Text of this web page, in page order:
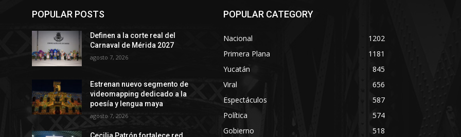
POPULAR POSTS
Definen a la corte real del
Carnaval de Mérida 2027
agosto 7, 2026
Estrenan nuevo segmento de
videomapping dedicado a la
poesía y lengua maya
agosto 7, 2026
Cecilia Patrón fortalece red
POPULAR CATEGORY
Nacional
1202
Primera Plana
1181
Yucatán
845
Viral
656
Espectáculos
587
Política
574
Gobierno
518